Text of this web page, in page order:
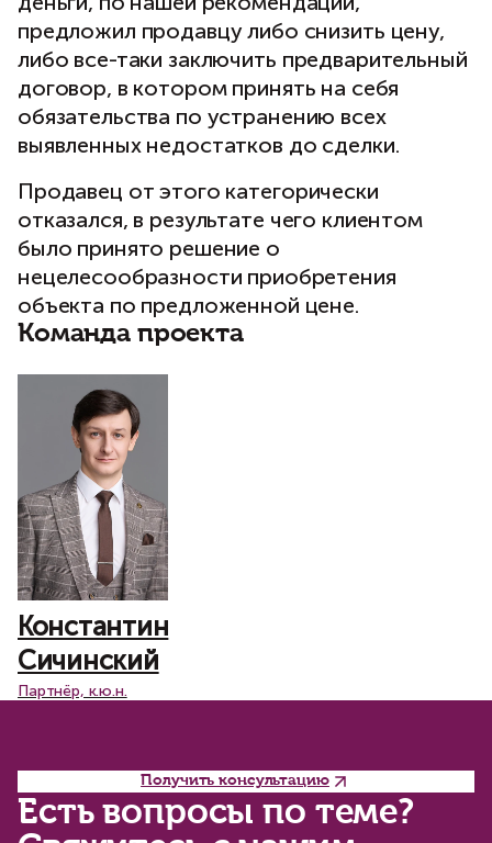
предложил продавцу либо снизить цену,
либо все-таки заключить предварительный
договор, в котором принять на себя
обязательства по устранению всех
выявленных недостатков до сделки.
Продавец от этого категорически
отказался, в результате чего клиентом
было принято решение о
нецелесообразности приобретения
объекта по предложенной цене.
Команда проекта
Константин
Сичинский
Партнёр, к.ю.н.
Есть вопросы по теме?
Получить консультацию